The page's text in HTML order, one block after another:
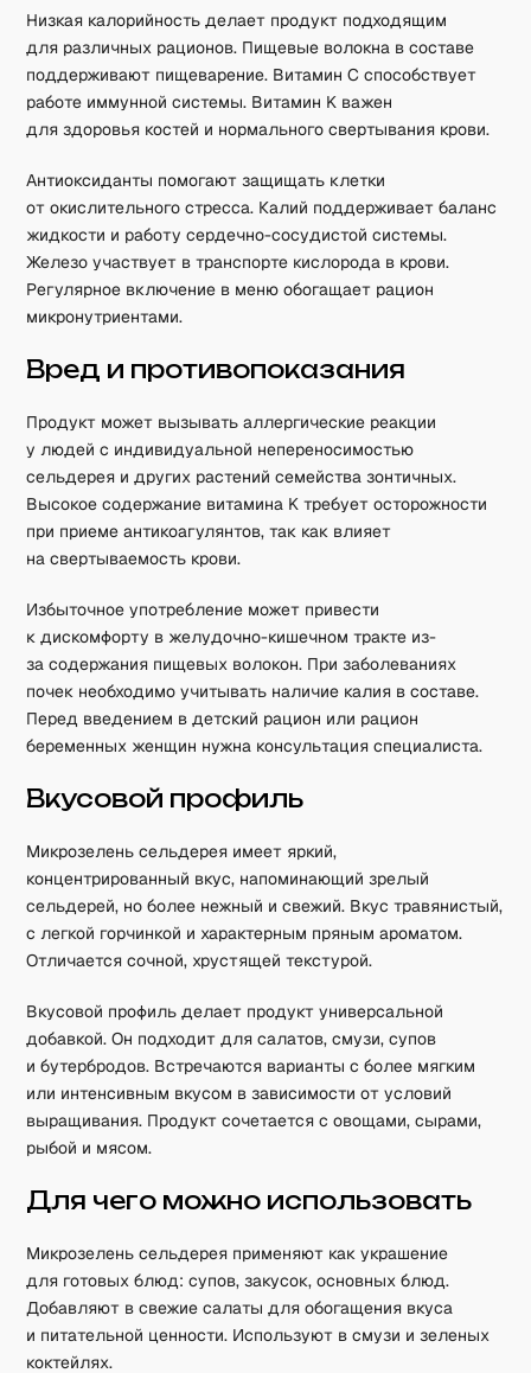
Низкая калорийность делает продукт подходящим
для различных рационов. Пищевые волокна в составе
поддерживают пищеварение. Витамин C способствует
работе иммунной системы. Витамин K важен
для здоровья костей и нормального свертывания крови.
Антиоксиданты помогают защищать клетки
от окислительного стресса. Калий поддерживает баланс
жидкости и работу сердечно-сосудистой системы.
Железо участвует в транспорте кислорода в крови.
Регулярное включение в меню обогащает рацион
микронутриентами.
Вред и противопоказания
Продукт может вызывать аллергические реакции
у людей с индивидуальной непереносимостью
сельдерея и других растений семейства зонтичных.
Высокое содержание витамина K требует осторожности
при приеме антикоагулянтов, так как влияет
на свертываемость крови.
Избыточное употребление может привести
к дискомфорту в желудочно-кишечном тракте из-
за содержания пищевых волокон. При заболеваниях
почек необходимо учитывать наличие калия в составе.
Перед введением в детский рацион или рацион
беременных женщин нужна консультация специалиста.
Вкусовой профиль
Микрозелень сельдерея имеет яркий,
концентрированный вкус, напоминающий зрелый
сельдерей, но более нежный и свежий. Вкус травянистый,
с легкой горчинкой и характерным пряным ароматом.
Отличается сочной, хрустящей текстурой.
Вкусовой профиль делает продукт универсальной
добавкой. Он подходит для салатов, смузи, супов
и бутербродов. Встречаются варианты с более мягким
или интенсивным вкусом в зависимости от условий
выращивания. Продукт сочетается с овощами, сырами,
рыбой и мясом.
Для чего можно использовать
Микрозелень сельдерея применяют как украшение
для готовых блюд: супов, закусок, основных блюд.
Добавляют в свежие салаты для обогащения вкуса
и питательной ценности. Используют в смузи и зеленых
коктейлях.